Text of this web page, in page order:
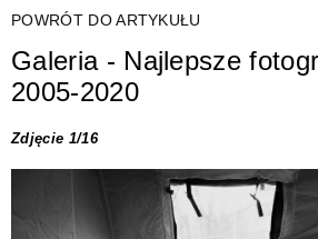
POWRÓT DO ARTYKUŁU
Galeria - Najlepsze
2005-2020
Zdjęcie 1/16